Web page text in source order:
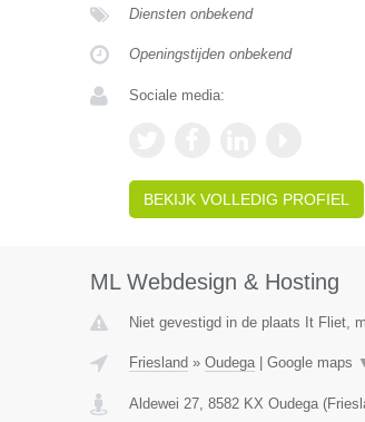
Diensten onbekend
Openingstijden onbekend
Sociale media:
BEKIJK VOLLEDIG PROFIEL
ML Webdesign & Hosting
Niet gevestigd in de plaats It Fliet,
Friesland » Oudega| Google maps
Aldewei 27, 8582 KX Oudega(